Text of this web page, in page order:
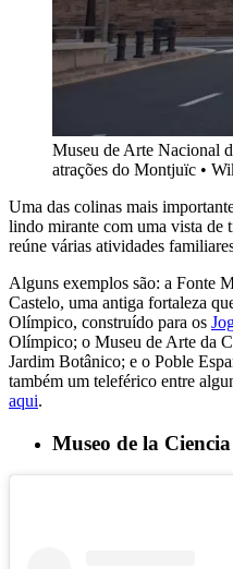
Museu de Arte Nacional
atrações do Montjuïc •
Uma das colinas mais
lindo mirante com uma vista de
reúne várias atividades
Alguns exemplos são: a Fonte
Castelo, uma antiga fortaleza
Olímpico, construído para os
Olímpico; o Museu de Arte da
Jardim Botânico; e o Poble
também um teleférico entre
aqui.
Museo de la